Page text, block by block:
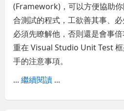
(Framework)，可以方便協助
合測試的程式，工欲善其事、
必須先瞭解他，否則還是會事
重在 Visual Studio Unit Test
手的注意事項。
...繼續閱讀 ...